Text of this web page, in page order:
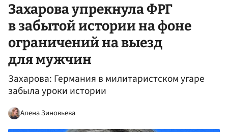
Захарова упрекнула ФРГ
в забытой истории на фоне
ограничений на выезд
для мужчин
Захарова: Германия в милитаристском угаре
забыла уроки истории
Алена Зиновьева